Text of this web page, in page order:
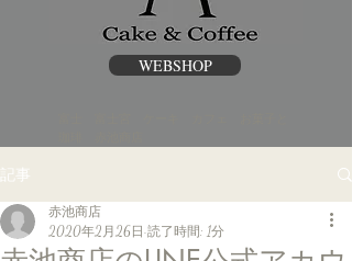
WEBSHOP
記事
赤池商店
2020年2月26日 読了時間: 1分